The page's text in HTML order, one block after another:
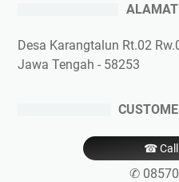
Desa Karangtalun Rt.02
Jawa Tengah - 58253
☎ Call
✆